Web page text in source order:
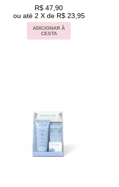
R$ 47,90
ou até 2 X de R$ 23,95
ADICIONAR À
CESTA